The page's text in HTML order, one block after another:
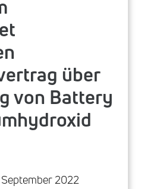
über
von Battery
2022